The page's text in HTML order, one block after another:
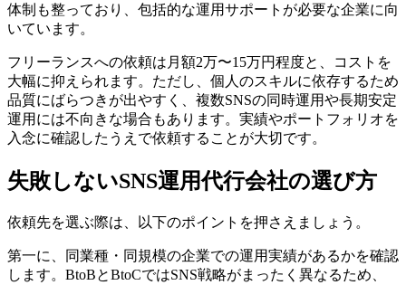
体制も整っており、包括的な運用サポートが必要な企業に向
いています。
フリーランスへの依頼は月額2万〜15万円程度と、コストを
大幅に抑えられます。ただし、個人のスキルに依存するため
品質にばらつきが出やすく、複数SNSの同時運用や長期安定
運用には不向きな場合もあります。実績やポートフォリオを
入念に確認したうえで依頼することが大切です。
失敗しないSNS運用代行会社の選び方
依頼先を選ぶ際は、以下のポイントを押さえましょう。
第一に、同業種・同規模の企業での運用実績があるかを確認
します。BtoBとBtoCではSNS戦略がまったく異なるため、